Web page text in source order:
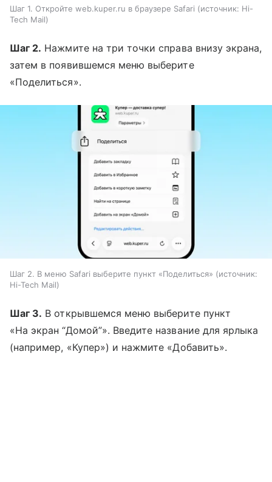
Шаг 1. Откройте web.kuper.ru в браузере Safari источник: Hi-
Tech Mail
Шаг 2. Нажмите на три точки справа внизу экрана,
затем в появившемся меню выберите
«Поделиться».
Шаг 2. В меню Safari выберите пункт «Поделиться»
источник:
Hi-Tech Mail
Шаг 3. В открывшемся меню выберите пункт
«На экран “Домой”». Введите название для ярлыка
(например, «Купер») и нажмите «Добавить».